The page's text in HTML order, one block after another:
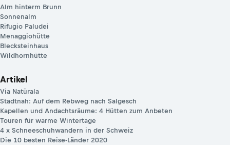
Alm hinterm Brunn
Sonnenalm
Rifugio Paludei
Menaggiohütte
Blecksteinhaus
Wildhornhütte
Artikel
Via Natürala
Stadtnah: Auf dem Rebweg nach Salgesch
Kapellen und Andachtsräume: 4 Hütten zum Anbeten
Touren für warme Wintertage
4 x Schneeschuhwandern in der Schweiz
Die 10 besten Reise-Länder 2020